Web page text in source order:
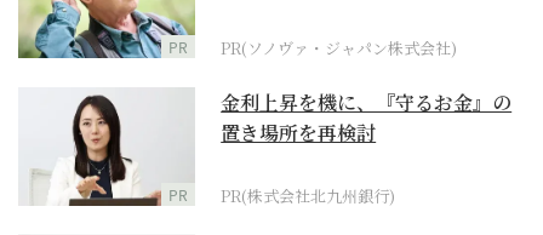
PR PR(ソノヴァ・ジャパン株式会社)
PR
金利上昇を機に、『守るお金』の
置き場所を再検討
PR(株式会社北九州銀行)